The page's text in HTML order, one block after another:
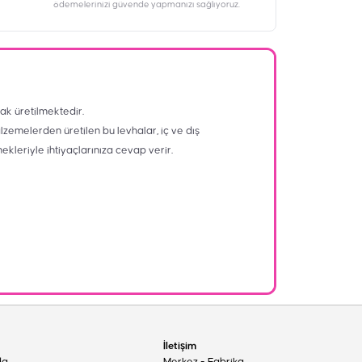
ödemelerinizi güvende yapmanızı sağlıyoruz.
üretilmektedir.
üretilen bu levhalar, iç ve dış
ihtiyaçlarınıza cevap verir.
İletişim